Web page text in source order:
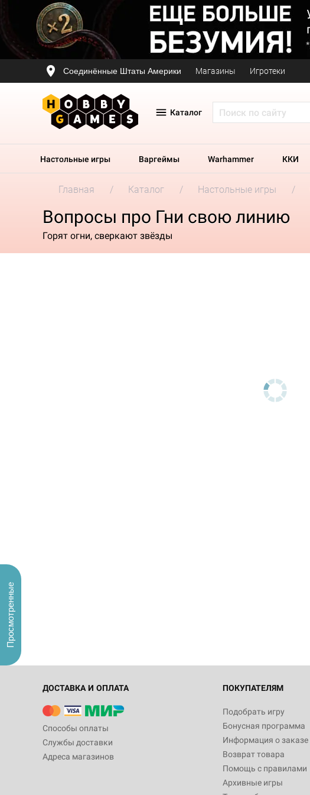
Соединённые Штаты Америки Магазины Игротеки
Каталог
Настольные игры Варгеймы Warhammer ККИ
Главная Каталог Настольные игры
Вопросы про Гни свою линию
Горят огни, сверкают звёзды
ДОСТАВКА И ОПЛАТА
Способы оплаты
Службы доставки
Адреса магазинов
ПОКУПАТЕЛЯМ
Подобрать игру
Бонусная программа
Информация о заказе
Возврат товара
Помощь с правилами
Архивные игры
Просмотренные